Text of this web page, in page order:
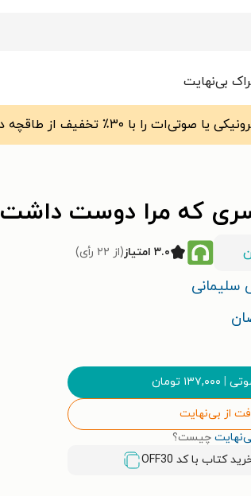
بی‌نهایت
که مرا دوست داشت
۳.۰ امتیاز (از ۲۲ رأی)
سلیمانی
| ۱۳۷,۰۰۰ تومان
از بی‌نهایت
چیست؟
OFF30